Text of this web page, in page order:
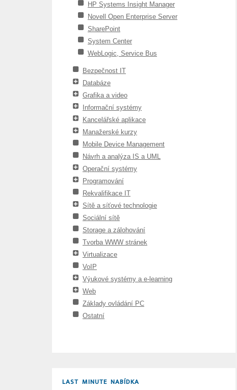
HP Systems Insight Manager
Novell Open Enterprise Server
SharePoint
System Center
WebLogic, Service Bus
Bezpečnost IT
Databáze
Grafika a video
Informační systémy
Kancelářské aplikace
Manažerské kurzy
Mobile Device Management
Návrh a analýza IS a UML
Operační systémy
Programování
Rekvalifikace IT
Sítě a síťové technologie
Sociální sítě
Storage a zálohování
Tvorba WWW stránek
Virtualizace
VoIP
Výukové systémy a e-learning
Web
Základy ovládání PC
Ostatní
LAST MINUTE NABÍDKA